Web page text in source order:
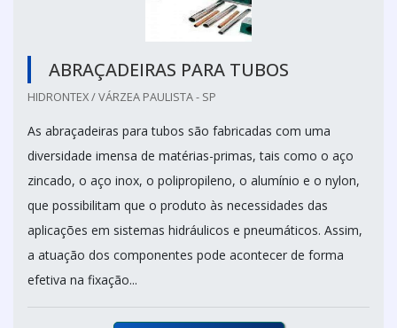
ABRAÇADEIRAS PARA TUBOS
HIDRONTEX / VÁRZEA PAULISTA - SP
As abraçadeiras para tubos são fabricadas com uma
diversidade imensa de matérias-primas, tais como o aço
zincado, o aço inox, o polipropileno, o alumínio e o nylon,
que possibilitam que o produto às necessidades das
aplicações em sistemas hidráulicos e pneumáticos. Assim,
a atuação dos componentes pode acontecer de forma
efetiva na fixação...